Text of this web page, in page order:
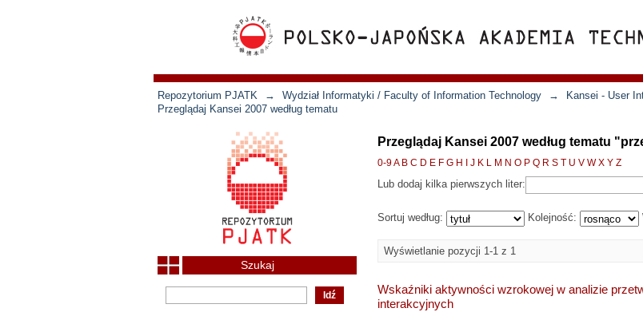
Repozytorium PJATK → Wydział Informatyki / Faculty of Information Technology → Kansei - User
Przeglądaj Kansei 2007 według tematu
Przeglądaj Kansei 2007 według tematu
0-9A B C D E F G H J K L M N O P Q R S T U V W X Y Z
Lub dodaj kilka pierwszych liter:
Sortuj według: Kolejność:
Wyświetlanie pozycji 1-1 z 1
Wskaźniki aktywności wzrokowej w analizie
interakcyjnych
Szukaj